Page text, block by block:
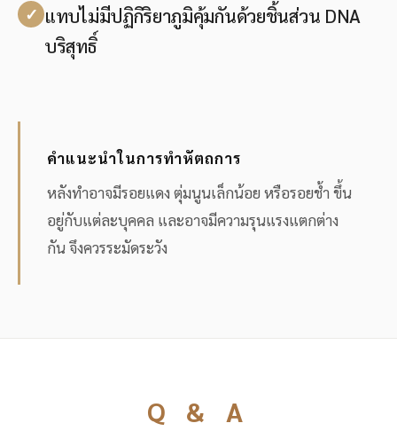
แทบไม่มีปฏิกิริยาภูมิคุ้มกันด้วยชิ้นส่วน DNA
บริสุทธิ์
คำแนะนำในการทำหัตถการ
หลังทำอาจมีรอยแดง ตุ่มนูนเล็กน้อย หรือรอยช้ำ ขึ้น
อยู่กับแต่ละบุคคล และอาจมีความรุนแรงแตกต่าง
กัน จึงควรระมัดระวัง
Q & A